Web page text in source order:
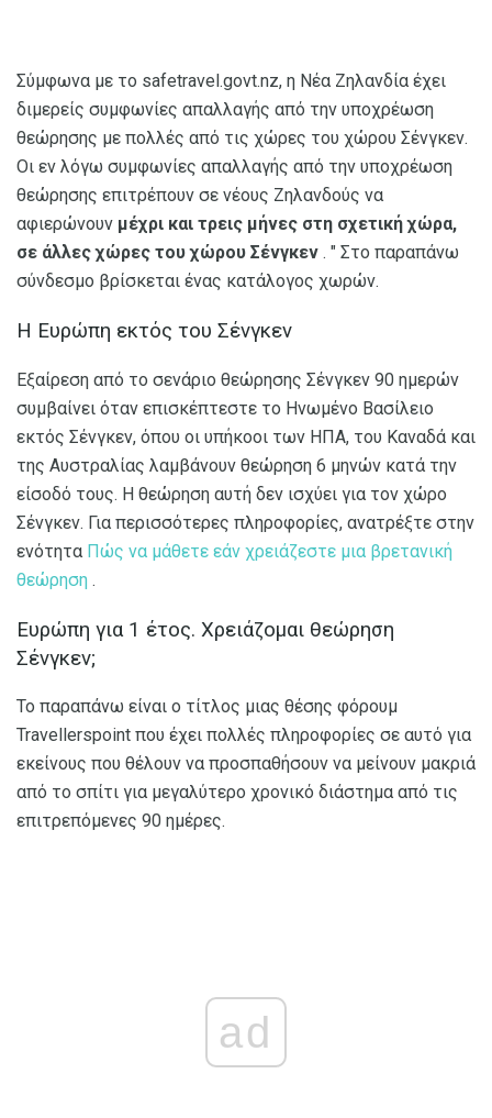
Σύμφωνα με το safetravel.govt.nz, η Νέα Ζηλανδία έχει
διμερείς συμφωνίες απαλλαγής από την υποχρέωση
θεώρησης με πολλές από τις χώρες του χώρου Σένγκεν.
Οι εν λόγω συμφωνίες απαλλαγής από την υποχρέωση
θεώρησης επιτρέπουν σε νέους Ζηλανδούς να
αφιερώνουν μέχρι και τρεις μήνες στη σχετική χώρα,
σε άλλες χώρες του χώρου Σένγκεν . " Στο παραπάνω
σύνδεσμο βρίσκεται ένας κατάλογος χωρών.
Η Ευρώπη εκτός του Σένγκεν
Εξαίρεση από το σενάριο θεώρησης Σένγκεν 90 ημερών
συμβαίνει όταν επισκέπτεστε το Ηνωμένο Βασίλειο
εκτός Σένγκεν, όπου οι υπήκοοι των ΗΠΑ, του Καναδά και
της Αυστραλίας λαμβάνουν θεώρηση 6 μηνών κατά την
είσοδό τους. Η θεώρηση αυτή δεν ισχύει για τον χώρο
Σένγκεν. Για περισσότερες πληροφορίες, ανατρέξτε στην
ενότητα Πώς να μάθετε εάν χρειάζεστε μια βρετανική
θεώρηση .
Ευρώπη για 1 έτος. Χρειάζομαι θεώρηση
Σένγκεν;
Το παραπάνω είναι ο τίτλος μιας θέσης φόρουμ
Travellerspoint που έχει πολλές πληροφορίες σε αυτό για
εκείνους που θέλουν να προσπαθήσουν να μείνουν μακριά
από το σπίτι για μεγαλύτερο χρονικό διάστημα από τις
επιτρεπόμενες 90 ημέρες.
ad